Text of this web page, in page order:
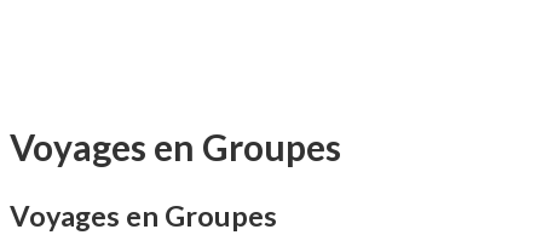
Voyages en Groupes
Voyages en Groupes